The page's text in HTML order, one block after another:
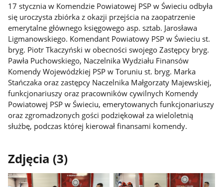
17 stycznia w Komendzie Powiatowej PSP w Świeciu odbyła
się uroczysta zbiórka z okazji przejścia na zaopatrzenie
emerytalne głównego księgowego asp. sztab. Jarosława
Ligmanowskiego. Komendant Powiatowy PSP w Świeciu st.
bryg. Piotr Tkaczyński w obecności swojego Zastępcy bryg.
Pawła Puchowskiego, Naczelnika Wydziału Finansów
Komendy Wojewódzkiej PSP w Toruniu st. bryg. Marka
Stańczaka oraz zastępcy Naczelnika Małgorzaty Majewskiej,
funkcjonariuszy oraz pracowników cywilnych Komendy
Powiatowej PSP w Świeciu, emerytowanych funkcjonariuszy
oraz zgromadzonych gości podziękował za wieloletnią
służbę, podczas której kierował finansami komendy.
Zdjęcia (3)